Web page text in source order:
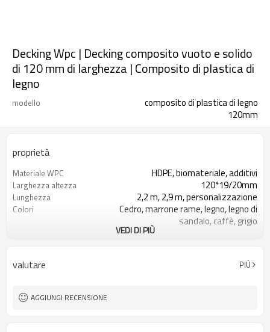
Decking Wpc | Decking composito vuoto e solido
di 120 mm di larghezza | Composito di plastica di
legno
modello
composito di plastica di legno
120mm
proprietà
Materiale WPC HDPE, biomateriale, additivi
Larghezza altezza 120*19/20mm
Lunghezza 2,2 m, 2,9 m, personalizzazione
Colori
Cedro, marrone rame, legno, legno di
sandalo, caffè, grigio
levigatura/goffratura/liscia
Stampaggio per estrusione
Utilizzo
Balcone, veranda, backyar, veranda,
Certificato
VEDI DI PIÙ
valutare PIÙ
AGGIUNGI RECENSIONE